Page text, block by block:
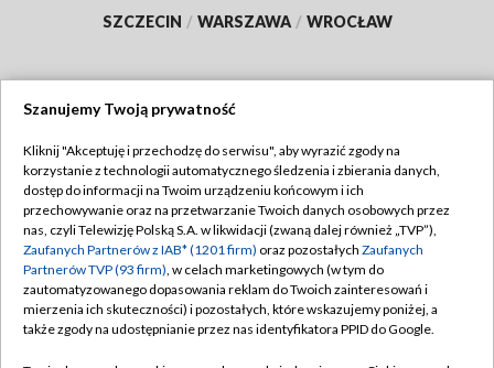
SZCZECIN / WARSZAWA / WROCŁAW
TVP
Abonament TVP
Emisja w TVP
Centrum informacji TVP
Naziemna Telewizja Cyfrowa
Regulamin TVP
Polityka prywatności
Moje zgody
Pomoc
Szanujemy Twoją prywatność
Kliknij "Akceptuję i przechodzę do serwisu", aby wyrazić zgody na
korzystanie z technologii automatycznego śledzenia i zbierania danych,
dostęp do informacji na Twoim urządzeniu końcowym i ich
przechowywanie oraz na przetwarzanie Twoich danych osobowych przez
nas, czyli Telewizję Polską S.A. w likwidacji (zwaną dalej również „TVP”),
Zaufanych Partnerów z IAB* (1201 firm) oraz pozostałych Zaufanych
Partnerów TVP (93 firm), w celach marketingowych (w tym do
zautomatyzowanego dopasowania reklam do Twoich zainteresowań i
mierzenia ich skuteczności) i pozostałych, które wskazujemy poniżej, a
także zgody na udostępnianie przez nas identyfikatora PPID do Google.